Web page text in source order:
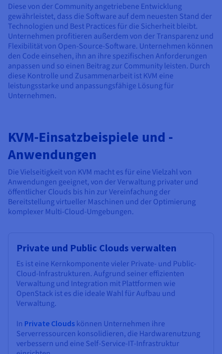
Diese von der Community angetriebene Entwicklung
gewährleistet, dass die Software auf dem neuesten Stand der
Technologien und Best Practices für die Sicherheit bleibt.
Unternehmen profitieren außerdem von der Transparenz und
Flexibilität von Open-Source-Software. Unternehmen können
den Code einsehen, ihn an ihre spezifischen Anforderungen
anpassen und so einen Beitrag zur Community leisten. Durch
diese Kontrolle und Zusammenarbeit ist KVM eine
leistungsstarke und anpassungsfähige Lösung für
Unternehmen.
KVM-Einsatzbeispiele und -
Anwendungen
Die Vielseitigkeit von KVM macht es für eine Vielzahl von
Anwendungen geeignet, von der Verwaltung privater und
öffentlicher Clouds bis hin zur Vereinfachung der
Bereitstellung virtueller Maschinen und der Optimierung
komplexer Multi-Cloud-Umgebungen.
Private und Public Clouds verwalten
Es ist eine Kernkomponente vieler Private- und Public-
Cloud-Infrastrukturen. Aufgrund seiner effizienten
Verwaltung und Integration mit Plattformen wie
OpenStack ist es die ideale Wahl für Aufbau und
Verwaltung.
In Private Clouds können Unternehmen ihre
Serverressourcen konsolidieren, die Hardwarenutzung
verbessern und eine Self-Service-IT-Infrastruktur